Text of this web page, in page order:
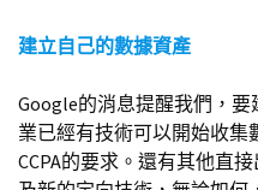
建立自己的數據資產
Google的消息提醒我們，
業已經有技術可以開始收集
CCPA的要求。還有其他直